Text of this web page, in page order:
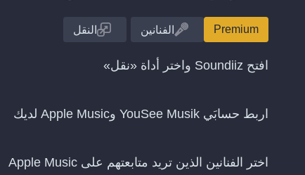
Premium الفنانين النقل
افتح Soundiiz واختر أداة «نقل»
اربط حسابَي YouSee Musik وApple Music لديك
اختر الفنانين الذين تريد متابعتهم على Apple Music